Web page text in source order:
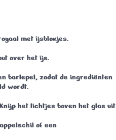
met ijsblokjes.
over het ijs.
barlepel, zodat de ingrediënten
wordt.
het lichtjes boven het glas uit
of een